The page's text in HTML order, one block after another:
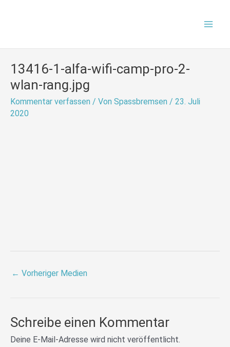
13416-1-alfa-wifi-camp-pro-2-
wlan-rang.jpg
Kommentar verfassen / Von Spassbremsen / 23. Juli
2020
← Vorheriger Medien
Schreibe einen Kommentar
Deine E-Mail-Adresse wird nicht veröffentlicht.